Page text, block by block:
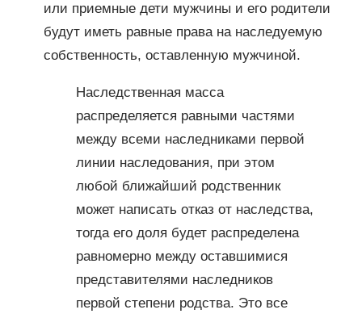
или приемные дети мужчины и его родители
будут иметь равные права на наследуемую
собственность, оставленную мужчиной.
Наследственная масса
распределяется равными частями
между всеми наследниками первой
линии наследования, при этом
любой ближайший родственник
может написать отказ от наследства,
тогда его доля будет распределена
равномерно между оставшимися
представителями наследников
первой степени родства. Это все